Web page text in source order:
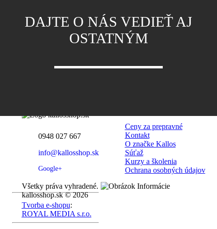
DAJTE O NÁS VEDIEŤ AJ
OSTATNÝM
0948 027 667
info@kallosshop.sk
Google+
Všetky práva vyhradené.
kallosshop.sk © 2026
Tvorba e-shopu:
ROYAL MEDIA s.r.o.
Ceny za prepravné
Kontakt
O značke Kallos
Súťaž
Kurzy a školenia
Ochrana osobných údajov